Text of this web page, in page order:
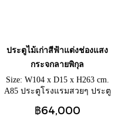
ประตูไม้เก่าสีฟ้าแต่งช่องแสง
กระจกลายพิกุล
Size: W104 x D15 x H263 cm.
A85 ประตูโรงแรมสวยๆ ประตู
พร้อมหน้าต่างช่องแสงกระจกสี
฿64,000